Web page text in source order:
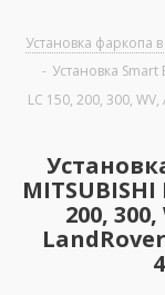
Установка фаркопа
- Установка
LC 150, 200, 300,
200,